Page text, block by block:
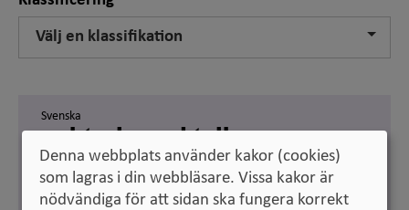
Välj en klassifikation
Svenska
auktoriserad tolk
Engelska
authorised interpreter
Denna webbplats använder kakor (cookies)
som lagras i din webbläsare. Vissa kakor är
nödvändiga för att sidan ska fungera korrekt